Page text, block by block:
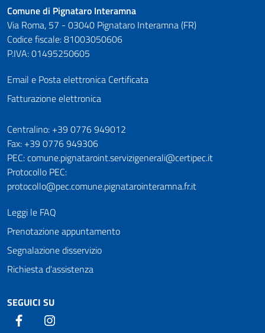
Comune di Pignataro Interamna
Via Roma, 57 - 03040 Pignataro Interamna (FR)
Codice fiscale: 81003050606
P.IVA: 01495250605
Email e Posta elettronica Certificata
Fatturazione elettronica
Numeri utili
Centralino: +39 0776 949012
Fax: +39 0776 949306
PEC: comune.pignataroint.servizigenerali@certipec.it
Protocollo PEC:
protocollo@pec.comune.pignatarointeramna.fr.it
Leggi le FAQ
Prenotazione appuntamento
Segnalazione disservizio
Richiesta d'assistenza
SEGUICI SU
Facebook